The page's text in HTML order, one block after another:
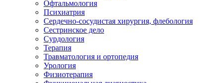
Офтальмология
Психиатрия
Сердечно-сосудистая хирургия, флебология
Сестринское дело
Сурдология
Терапия
Травматология и ортопедия
Урология
Физиотерапия